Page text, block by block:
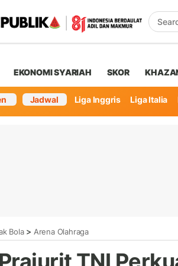
EKONOMI SYARIAH SKOR
Jadwal Liga Inggris Liga Italia
Bola> Arena Olahraga